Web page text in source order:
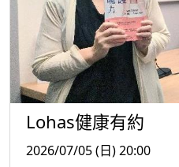
Lohas健康有約
2026/07/05 (日) 20:00